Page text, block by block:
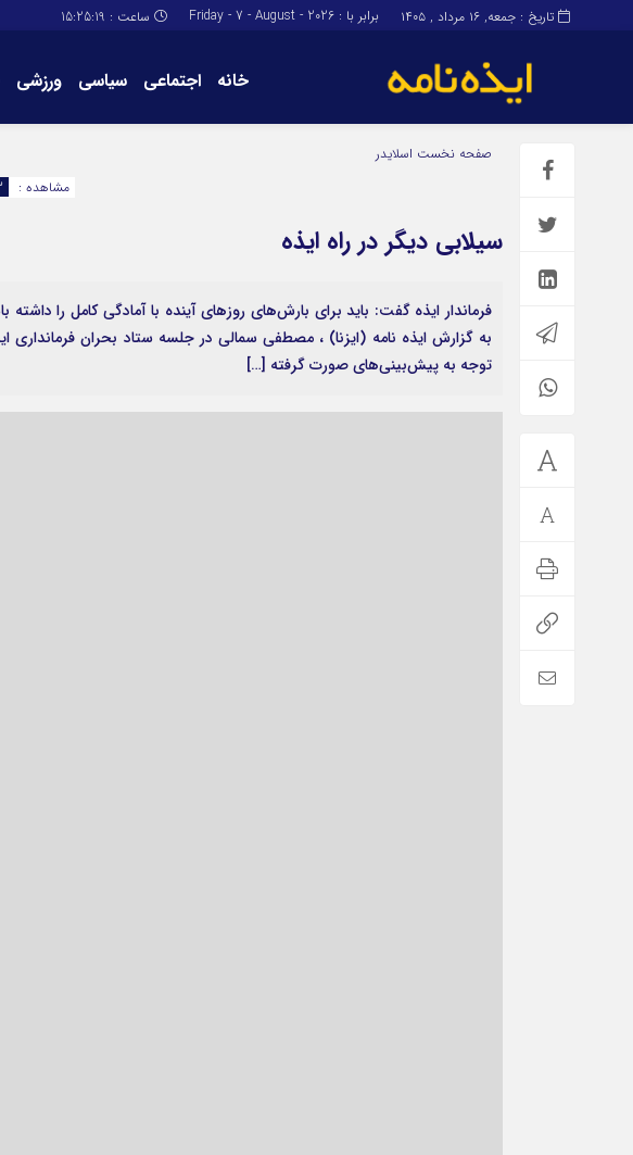
تاریخ : جمعه, ۱۶ مرداد , ۱۴۰۵ برابر با : Friday - 7 - August - 2026 ساعت : 15:25:20
خانه اجتماعی سیاسی ورزشی
برگه نمونهصفحه نخست اسلایدر
مشاهده :
سیلابی دیگر در راه ایذه
فرماندار ایذه گفت: باید برای بارش‌های روزهای آینده با آمادگی کامل را
توجه به پیش‌بینی‌های صورت گرفته […]